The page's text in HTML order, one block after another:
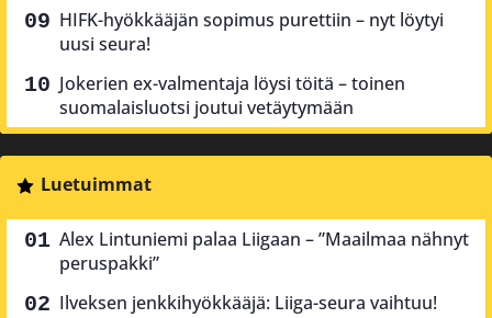
HIFK-hyökkääjän sopimus purettiin – nyt löytyi
uusi seura!
Jokerien ex-valmentaja löysi töitä – toinen
suomalaisluotsi joutui vetäytymään
Luetuimmat
Alex Lintuniemi palaa Liigaan – ”Maailmaa nähnyt
peruspakki”
Ilveksen jenkkihyökkääjä: Liiga-seura vaihtuu!